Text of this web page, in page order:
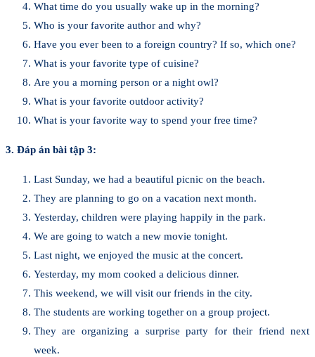
What time do you usually wake up in the morning?
Who is your favorite author and why?
Have you ever been to a foreign country? If so, which one?
What is your favorite type of cuisine?
Are you a morning person or a night owl?
What is your favorite outdoor activity?
What is your favorite way to spend your free time?
3. Đáp án bài tập 3:
Last Sunday, we had a beautiful picnic on the beach.
They are planning to go on a vacation next month.
Yesterday, children were playing happily in the park.
We are going to watch a new movie tonight.
Last night, we enjoyed the music at the concert.
Yesterday, my mom cooked a delicious dinner.
This weekend, we will visit our friends in the city.
The students are working together on a group project.
They are organizing a surprise party for their friend next
week.